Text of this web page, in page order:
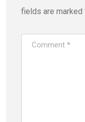
fields are marked